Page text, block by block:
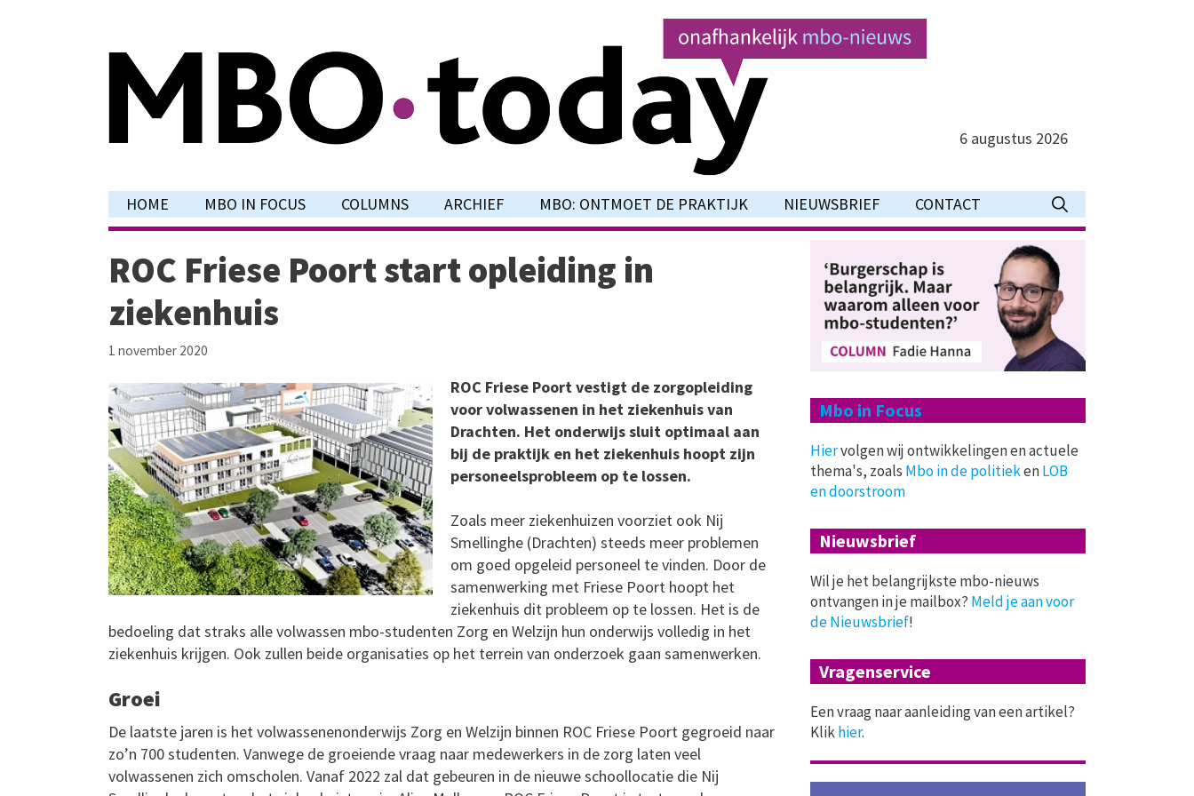
6 augustus 2026
HOME MBO IN FOCUS COLUMNS ARCHIEF MBO: ONTMOET DE PRAKTIJK NIEUWSBRIEF CONTACT
ROC Friese Poort start opleiding in
ziekenhuis
1 november 2020
ROC Friese Poort vestigt de zorgopleiding
voor volwassenen in het ziekenhuis van
Drachten. Het onderwijs sluit optimaal aan
bij de praktijk en het ziekenhuis hoopt zijn
personeelsprobleem op te lossen.
Zoals meer ziekenhuizen voorziet ook Nij
Smellinghe (Drachten) steeds meer problemen
om goed opgeleid personeel te vinden. Door de
samenwerking met Friese Poort hoopt het
ziekenhuis dit probleem op te lossen. Het is de
bedoeling dat straks alle volwassen mbo-studenten Zorg en Welzijn hun onderwijs volledig in het
ziekenhuis krijgen. Ook zullen beide organisaties op het terrein van onderzoek gaan samenwerken.
Groei
De laatste jaren is het volwassenenonderwijs Zorg en Welzijn binnen ROC Friese Poort gegroeid naar
zo’n 700 studenten. Vanwege de groeiende vraag naar medewerkers in de zorg laten veel
volwassenen zich omscholen. Vanaf 2022 zal dat gebeuren in de nieuwe schoollocatie die Nij
Mbo in Focus
Hiervolgen wij ontwikkelingen en actuele
thema's, zoals Mbo in de politiekenLOB
en doorstroom
Nieuwsbrief
Wil je het belangrijkste mbo-nieuws
ontvangen in je mailbox? Meld je aan voor
de Nieuwsbrief!
Vragenservice
Een vraag naar aanleiding van een artikel?
Klikhier.